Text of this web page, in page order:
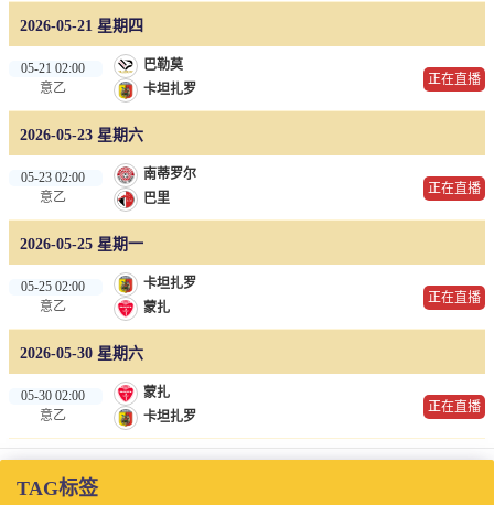
2026-05-21 星期四
05-21 02:00
意乙
巴勒莫
卡坦扎罗
正在直播
2026-05-23 星期六
05-23 02:00
意乙
南蒂罗尔
巴里
正在直播
2026-05-25 星期一
05-25 02:00
意乙
卡坦扎罗
蒙扎
正在直播
2026-05-30 星期六
05-30 02:00
意乙
蒙扎
卡坦扎罗
正在直播
TAG标签